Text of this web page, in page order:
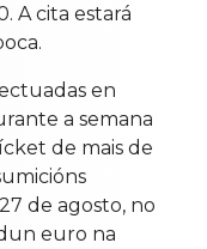
A cita estará
en
a semana
de mais de
de agosto, no
euro na